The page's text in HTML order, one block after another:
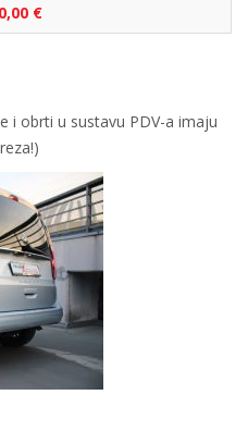
0,00 €
i obrti u sustavu PDV-a imaju